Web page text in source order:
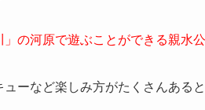
の河原で遊ぶことができる親水
ーなど楽しみ方がたくさんある